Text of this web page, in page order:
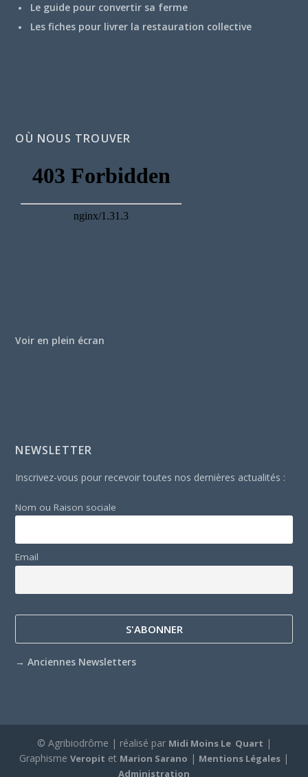
Le guide pour convertir sa ferme
Les fiches pour livrer la restauration collective
OÙ NOUS TROUVER
Voir en plein écran
NEWSLETTER
Inscrivez-vous pour recevoir toutes nos dernières actualités :
Nom ou Raison sociale
Email
→Anciennes Newsletters
© Agribiodrôme | réalisé par Midi Moins Le Quart |
Graphisme Veropit et Marion Sarano | Mentions Légales |
Administration